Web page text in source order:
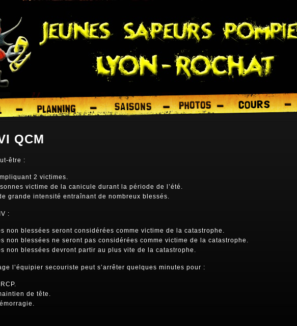
QCM
être :
2 victimes.
victime de la canicule durant la période de l’été.
grande intensité entraînant de nombreux blessés.
:
non blessées seront considérées comme victime de la catastrophe.
non blessées ne seront pas considérées comme victime de la catastrophe.
non blessées devront partir au plus vite de la catastrophe.
l’équipier secouriste peut s’arrêter quelques minutes pour :
de tête.